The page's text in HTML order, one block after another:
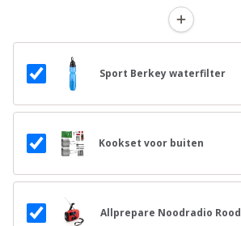
Sport Berkey waterfilter
Kookset voor buiten
Allprepare Noodradio Rood